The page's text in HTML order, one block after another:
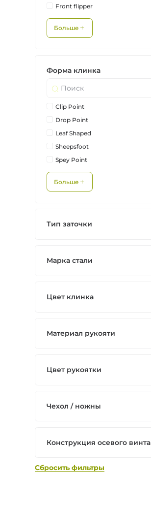
Front flipper
Больше
Форма клинка
Clip Point
Drop Point
Leaf Shaped
Sheepsfoot
Spey Point
Больше
Тип заточки
Марка стали
Цвет клинка
Материал рукояти
Цвет рукоятки
Чехол / ножны
Конструкция осевого винта
Сбросить фильтры